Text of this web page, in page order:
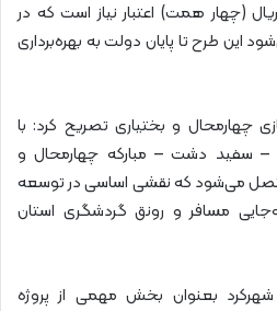
میلیارد ریال (چهار همت) اعتبار نیاز است که در
این طرح تا پایان دولت به بهره‌برداری
چهارمحال و بختیاری تصریح کرد: با
– سفید دشت – مبارکه چهارمحال و
می‌شود که نقشی اساسی در توسعه
مسافر و رونق گردشگری استان
بعنوان بخش مهمی از پروژه